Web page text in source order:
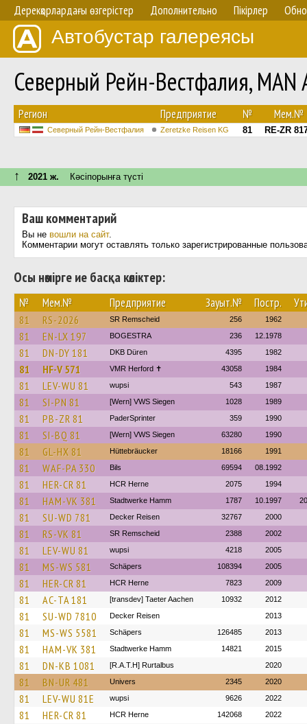
Дерекқорлардағы өзгерістер Дополнительно Пікірлер
Автобустар галереясы
Северный Рейн-Вестфалия,
Регион Предприятие № Мем.№
Северный Рейн-Вестфалия Zeretzke Reisen KG 81 RE-ZR
↑ 2021 ж. Кәсіпорынға түсті
Ваш комментарий
Вы не вошли на сайт.
Комментарии могут оставлять только зарегистрированные
Осы нөмірге ие басқа көліктер:
№ Мем.№ Предприятие Зауыт.№ Постр.
81 RS-2026 SR Remscheid 256 1962
81 EN-LX 197 BOGESTRA 236 12.1978
81 DN-DY 181 DKB Düren 4395 1982
81 HF-V 571 VMR Herford ✝ 43058 1984
81 LEV-WU 81 wupsi 543 1987
81 SI-PN 81 [Wern] VWS Siegen 1028 1989
81 PB-ZR 81 PaderSprinter 359 1990
81 SI-BQ 81 [Wern] VWS Siegen 63280 1990
81 GL-HX 81 Hüttebräucker 18166 1991
81 WAF-PA 330 Bils 69594 08.1992
81 HER-CR 81 HCR Herne 2075 1994
81 HAM-VK 381 Stadtwerke Hamm 1787 10.1997
81 SU-WD 781 Decker Reisen 32767 2000
81 RS-VK 81 SR Remscheid 2388 2002
81 LEV-WU 81 wupsi 4218 2005
81 MS-WS 581 Schäpers 108394 2005
81 HER-CR 81 HCR Herne 7823 2009
81 AC-TA 181 [transdev] Taeter Aachen 10932 2012
81 SU-WD 7810 Decker Reisen 2013
81 MS-WS 5581 Schäpers 126485 2013
81 HAM-VK 381 Stadtwerke Hamm 14821 2015
81 DN-KB 1081 [R.A.T.H] Rurtalbus 2020
81 BN-UR 481 Univers 2345 2020
81 LEV-WU 81E wupsi 9626 2022
81 HER-CR 81 HCR Herne 142068 2022